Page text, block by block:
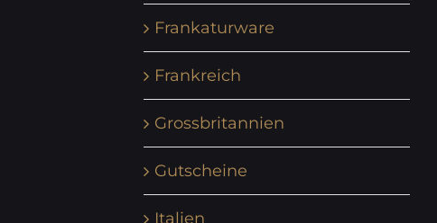
Frankaturware
Frankreich
Grossbritannien
Gutscheine
Italien